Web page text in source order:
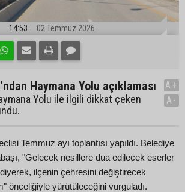
14:53 02 Temmuz 2026
Haymana Yolu açıklaması
Yolu ile ilgili dikkat çeken
A+
A-
Temmuz ayı toplantısı yapıldı. Belediye
"Gelecek nesillere dua edilecek eserler
ilçenin çehresini değiştirecek
önceliğiyle yürütüleceğini vurguladı.